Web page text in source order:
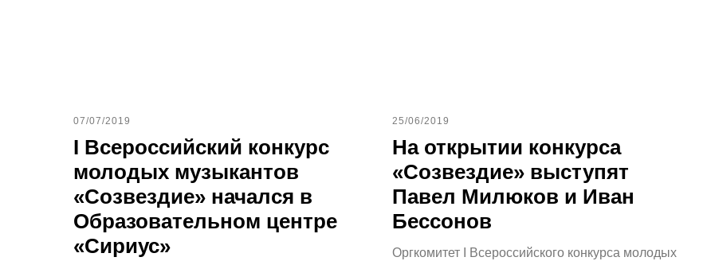
07/07/2019
I Всероссийский конкурс
молодых музыкантов
«Созвездие» начался в
Образовательном центре
«Сириус»
25/06/2019
На открытии конкурса
«Созвездие» выступят
Павел Милюков и Иван
Бессонов
Оргкомитет I Всероссийского конкурса молодых